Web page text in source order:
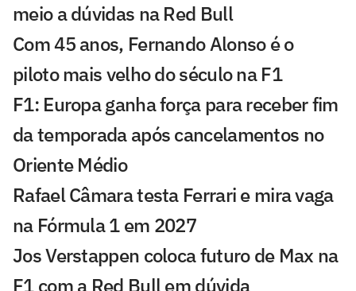
meio a dúvidas na Red Bull
Com 45 anos, Fernando Alonso é o
piloto mais velho do século na F1
F1: Europa ganha força para receber fim
da temporada após cancelamentos no
Oriente Médio
Rafael Câmara testa Ferrari e mira vaga
na Fórmula 1 em 2027
Jos Verstappen coloca futuro de Max na
F1 com a Red Bull em dúvida